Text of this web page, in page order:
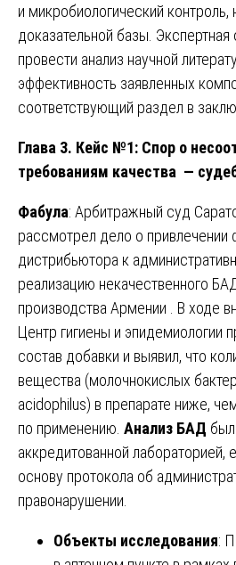
и микробиологический контроль,
доказательной базы.
провести анализ научной
эффективность заявленных
соответствующий раздел в
Глава 3. Кейс №1: Спор о
требованиям качества —
Фабула: Арбитражный суд
рассмотрел дело о привлечении
дистрибьютора к
реализацию некачественного
производства Армении . В ходе
Центр гигиены и эпидемиологии
состав добавки и выявил, что
вещества (молочнокислых
acidophilus) в препарате ниже,
по применению. Анализ БАД
аккредитованной лабораторией,
основу протокола об
правонарушении.
Объекты исследования: